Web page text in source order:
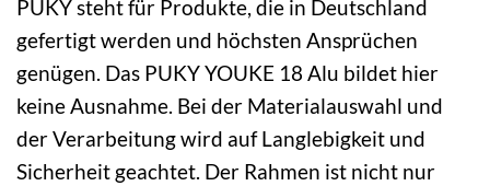
PUKY steht für Produkte, die in Deutschland
gefertigt werden und höchsten Ansprüchen
genügen. Das PUKY YOUKE 18 Alu bildet hier
keine Ausnahme. Bei der Materialauswahl und
der Verarbeitung wird auf Langlebigkeit und
Sicherheit geachtet. Der Rahmen ist nicht nur